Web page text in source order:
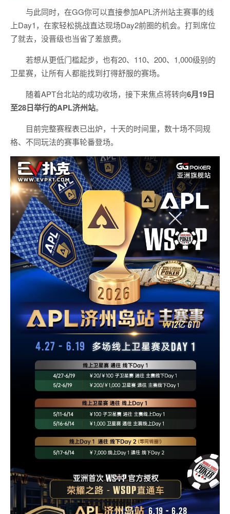
与此同时，在GG你可以直接参加APL济州站主赛事的线
上Day1，在家轻松挑战直达现场Day2前圈的机会。打到席位
了就去，没晋级也当省了差旅费。
若想从更低门槛起步，也有20、110、200、1,000级别的
卫星赛，让所有人都能找到打得舒服的赛场。
随着APT台北站的成功收场，接下来焦点将转向6月19日
至28日举行的APL济州站。
目前完整赛程表已出炉，十天的时间里，数十场不同规
格、不同玩法的赛事轮番登场。